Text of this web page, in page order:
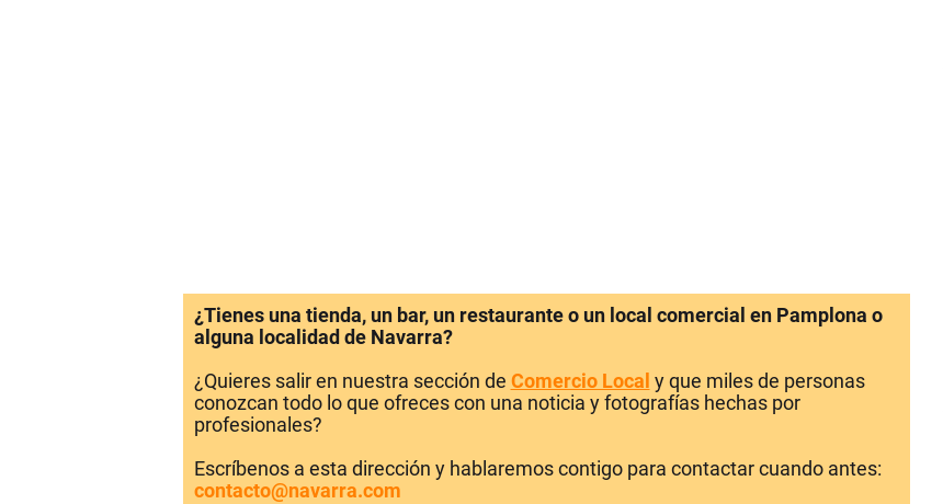
¿Tienes una tienda, un bar, un restaurante o un local comercial en Pamplona o
alguna localidad de Navarra?
¿Quieres salir en nuestra sección de Comercio Local y que miles de personas
conozcan todo lo que ofreces con una noticia y fotografías hechas por
profesionales?
Escríbenos a esta dirección y hablaremos contigo para contactar cuando antes:
contacto@navarra.com